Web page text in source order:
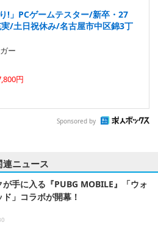
!」PCゲームテスター/新卒・27
/土日祝休み/名古屋市中区錦3丁
ー
円
Sponsored by
連ニュース
が手に入る『PUBG MOBILE』「ウォ
」コラボが開幕！